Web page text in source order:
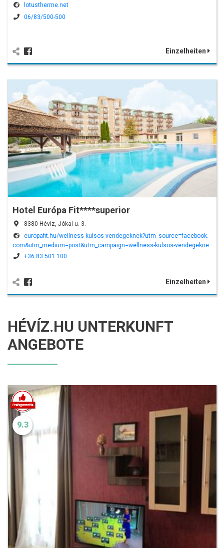
lotustherme.net
06/83/500-500
Einzelheiten
Hotel Európa Fit****superior
8380 Hévíz, Jókai u. 3.
europafit.hu/wellness-kulsos-vendegeknek?utm_source=facebook.
com&utm_medium=post&utm_campaign=wellness-kulsos-vendegekne
k&utm_term=fb_post_20221106&fbclid=IwAR07AjFAQrl9Kb7SqwTDw7T8r
+36 83 501 100
Einzelheiten
HÉVÍZ.HU UNTERKUNFT
ANGEBOTE
9.3